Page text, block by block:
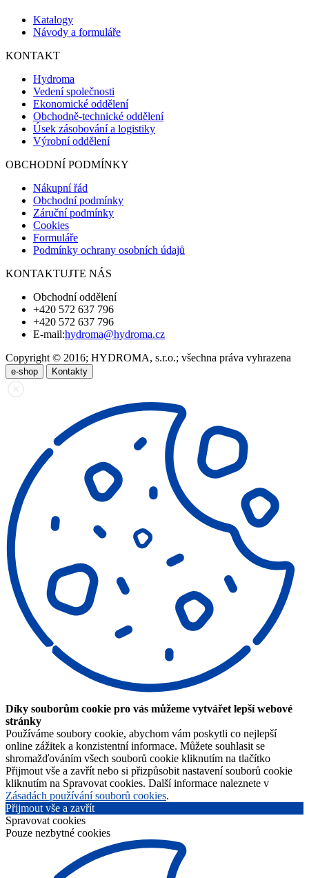
Katalogy
Návody a formuláře
KONTAKT
Hydroma
Vedení společnosti
Ekonomické oddělení
Obchodně-technické oddělení
Úsek zásobování a logistiky
Výrobní oddělení
OBCHODNÍ PODMÍNKY
Nákupní řád
Obchodní podmínky
Záruční podmínky
Cookies
Formuláře
Podmínky ochrany osobních údajů
KONTAKTUJTE NÁS
Obchodní oddělení
+420 572 637 796
+420 572 637 796
E-mail:hydroma@hydroma.cz
Copyright © 2016; HYDROMA, s.r.o.; všechna práva vyhrazena
e-shop Kontakty
Díky souborům cookie pro vás můžeme vytvářet lepší webové
stránky
Používáme soubory cookie, abychom vám poskytli co nejlepší
online zážitek a konzistentní informace. Můžete souhlasit se
shromažďováním všech souborů cookie kliknutím na tlačítko
Přijmout vše a zavřít nebo si přizpůsobit nastavení souborů cookie
kliknutím na Spravovat cookies. Další informace naleznete v
Zásadách používání souborů cookies.
Přijmout vše a zavřít
Spravovat cookies
Pouze nezbytné cookies